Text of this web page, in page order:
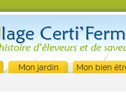
Mon jardin Mon bien